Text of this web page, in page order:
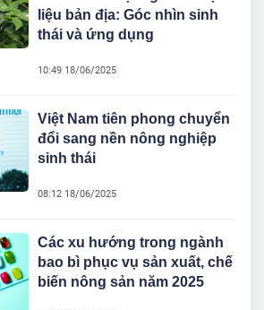
liệu bản địa: Góc nhìn sinh
thái và ứng dụng
10:49 18/06/2025
Việt Nam tiên phong chuyển
đổi sang nền nông nghiệp
sinh thái
08:12 18/06/2025
Các xu hướng trong ngành
bao bì phục vụ sản xuất, chế
biến nông sản năm 2025